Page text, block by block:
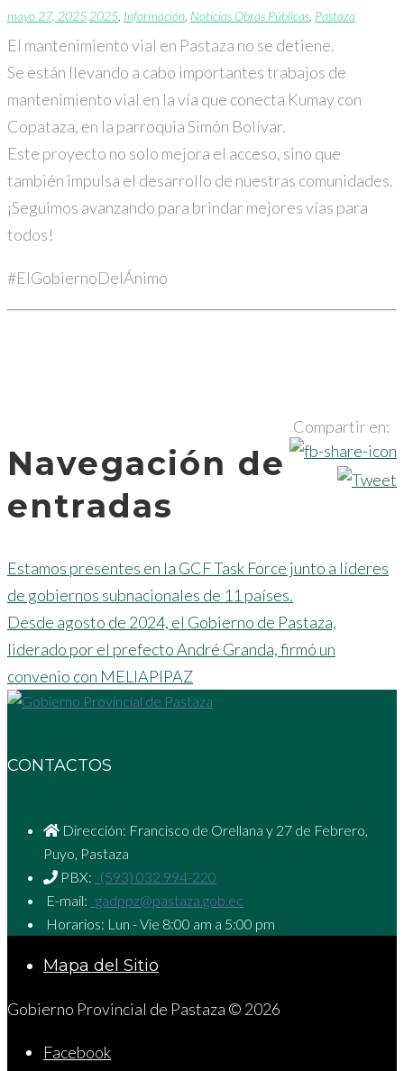
mayo 27, 2025 2025 Información Noticias Obras Públicas Pastaza
El mantenimiento vial en Pastaza no se detiene.
Se están llevando a cabo importantes trabajos de
mantenimiento vial en la vía que conecta Kumaycon
Copataza, en la parroquia Simón Bolívar.
Este proyecto no solo mejora el acceso, sino que
también impulsa el desarrollo de nuestras comunidades.
¡Seguimos avanzando para brindar mejores vías para
todos!
#ElGobiernoDelÁnimo
Compartir en:
Navegación de
entradas
Estamos presentes en la GCF Task Force junto a líderes
de gobiernos subnacionales de 11 países.
Desde agosto de 2024, el Gobierno de Pastaza,
liderado por el prefecto André Granda, firmó un
convenio con MELIAPIPAZ
CONTACTOS
Dirección: Francisco de Orellana y 27 de Febrero,
Puyo, Pastaza
PBX: (593) 032 994-220
E-mail: gadppz@pastaza.gob.ec
Horarios: Lun - Vie 8:00 am a 5:00 pm
Mapa del Sitio
Gobierno Provincial de Pastaza © 2026
Facebook